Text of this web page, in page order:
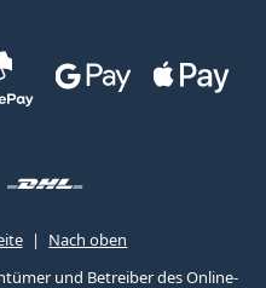
Nach oben
und Betreiber des Online-